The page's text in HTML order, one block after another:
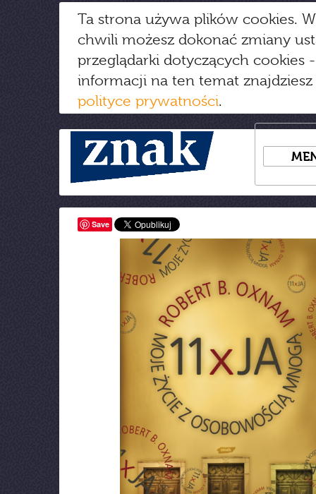
Ta strona używa plików cookies.
chwili możesz dokonać zmiany
przeglądarki dotyczących cookies
informacji na ten temat
polityce prywatności.
Save